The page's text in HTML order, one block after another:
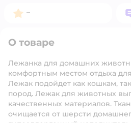
Рейтинг:
–
О товаре
Лежанка для домашних
комфортным местом отдыха
Лежак подойдет как кошкам,
пород. Лежак для животных
качественных материалов.
очищается от шерсти